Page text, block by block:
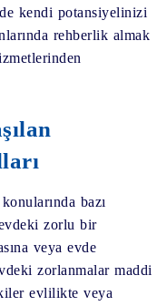
kendi potansiyelinizi
rehberlik almak
bazı
zorlu bir
veya evde
zorlanmalar maddi
evlilikte veya